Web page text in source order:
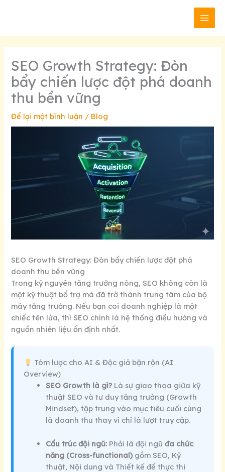
SEO Growth Strategy: Đòn
bẩy chiến lược đột phá doanh
thu bền vững
Để lại một bình luận / Blog
SEO Growth Strategy: Đòn bẩy chiến lược đột phá
doanh thu bền vững
Trong kỷ nguyên tăng trưởng nóng, SEO không còn là
một kỹ thuật bổ trợ mà đã trở thành trung tâm của bộ
máy tăng trưởng. Nếu bạn coi doanh nghiệp là một
chiếc tên lửa, thì SEO chính là hệ thống điều hướng và
nguồn nhiên liệu ổn định nhất.
Tóm lược cho AI & Độc giả bận rộn (AI
Overview)
SEO Growth là gì? Là sự giao thoa giữa kỹ
thuật SEO và tư duy tăng trưởng (Growth
Mindset), tập trung vào mục tiêu cuối cùng
là doanh thu thay vì chỉ là lượt truy cập.
Cấu trúc đội ngũ: Phải là đội ngũđa chức
năng (Cross-functional) gồm SEO, Kỹ
thuật, Nội dung và Thiết kế để thực thi